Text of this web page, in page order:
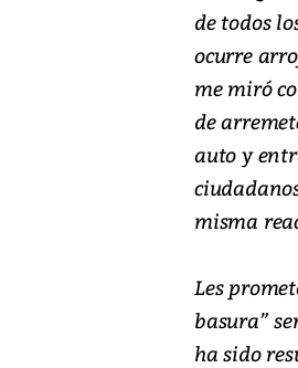
de todos
ocurre
me miró
de
auto y
misma
Les
basura”
ha sido